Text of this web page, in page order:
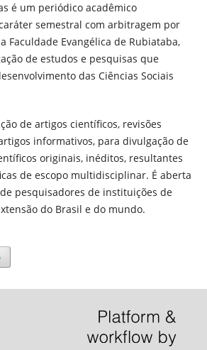
é um periódico acadêmico
semestral com arbitragem por
Faculdade Evangélica de Rubiataba,
de estudos e pesquisas que
das Ciências Sociais
de artigos científicos, revisões
informativos, para divulgação de
originais, inéditos, resultantes
de escopo multidisciplinar. É aberta
pesquisadores de instituições de
do Brasil e do mundo.